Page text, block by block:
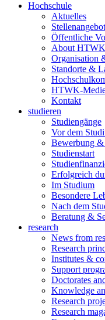
Hochschule
Aktuelles
Öffentliche
About HTWK
Organisation
Standorte &
HTWK-
Kontakt
studieren
Studiengänge
Vor dem
Bewerbung
Studienstart
Erfolgreich
Im Studium
Besondere
Nach dem
Beratung &
research
News from
Research
Institutes &
Support
Doctorates
Knowledge
Research
Research